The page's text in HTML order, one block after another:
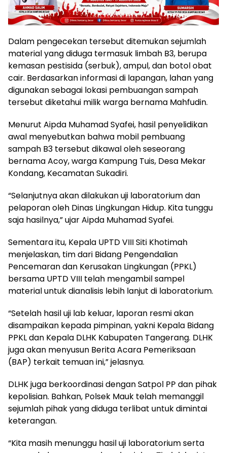
Dalam pengecekan tersebut ditemukan sejumlah
material yang diduga termasuk limbah B3, berupa
kemasan pestisida (serbuk), ampul, dan botol obat
cair. Berdasarkan informasi di lapangan, lahan yang
digunakan sebagai lokasi pembuangan sampah
tersebut diketahui milik warga bernama Mahfudin.
Menurut Aipda Muhamad Syafei, hasil penyelidikan
awal menyebutkan bahwa mobil pembuang
sampah B3 tersebut dikawal oleh seseorang
bernama Acoy, warga Kampung Tuis, Desa Mekar
Kondang, Kecamatan Sukadiri.
“Selanjutnya akan dilakukan uji laboratorium dan
pelaporan oleh Dinas Lingkungan Hidup. Kita tunggu
saja hasilnya,” ujar Aipda Muhamad Syafei.
Sementara itu, Kepala UPTD VIII Siti Khotimah
menjelaskan, tim dari Bidang Pengendalian
Pencemaran dan Kerusakan Lingkungan (PPKL)
bersama UPTD VIII telah mengambil sampel
material untuk dianalisis lebih lanjut di laboratorium.
“Setelah hasil uji lab keluar, laporan resmi akan
disampaikan kepada pimpinan, yakni Kepala Bidang
PPKL dan Kepala DLHK Kabupaten Tangerang. DLHK
juga akan menyusun Berita Acara Pemeriksaan
(BAP) terkait temuan ini,” jelasnya.
DLHK juga berkoordinasi dengan Satpol PP dan pihak
kepolisian. Bahkan, Polsek Mauk telah memanggil
sejumlah pihak yang diduga terlibat untuk dimintai
keterangan.
“Kita masih menunggu hasil uji laboratorium serta